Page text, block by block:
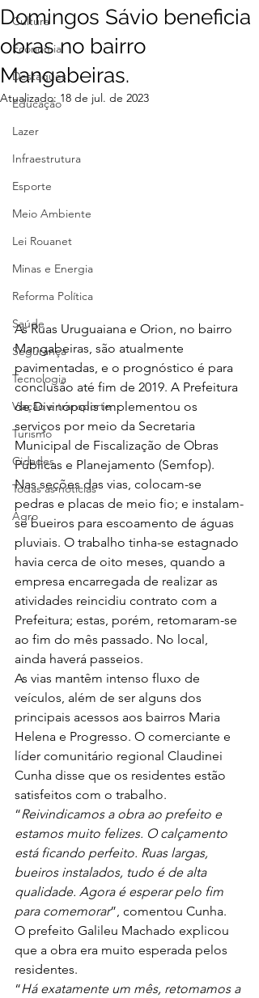
Cultura
Economia
Destaques
Educação
Lazer
Infraestrutura
Esporte
Meio Ambiente
Lei Rouanet
Minas e Energia
Reforma Política
Saúde
Segurança
Tecnologia
Viação e transporte
Turismo
Cidades
Todas as notícias
Agro
Domingos Sávio beneficia
obras no bairro
Mangabeiras.
Atualizado: 18 de jul. de 2023
As Ruas Uruguaiana e Orion, no bairro
Mangabeiras, são atualmente
pavimentadas, e o prognóstico é para
conclusão até fim de 2019. A Prefeitura
de Divinópolis implementou os
serviços por meio da Secretaria
Municipal de Fiscalização de Obras
Públicas e Planejamento (Semfop).
Nas seções das vias, colocam-se
pedras e placas de meio fio; e instalam-
se bueiros para escoamento de águas
pluviais. O trabalho tinha-se estagnado
havia cerca de oito meses, quando a
empresa encarregada de realizar as
atividades reincidiu contrato com a
Prefeitura; estas, porém, retomaram-se
ao fim do mês passado. No local,
ainda haverá passeios.
As vias mantêm intenso fluxo de
veículos, além de ser alguns dos
principais acessos aos bairros Maria
Helena e Progresso. O comerciante e
líder comunitário regional Claudinei
Cunha disse que os residentes estão
satisfeitos com o trabalho.
“Reivindicamos a obra ao prefeito e
estamos muito felizes. O calçamento
está ficando perfeito. Ruas largas,
bueiros instalados, tudo é de alta
qualidade. Agora é esperar pelo fim
para comemorar”, comentou Cunha.
O prefeito Galileu Machado explicou
que a obra era muito esperada pelos
residentes.
“Há exatamente um mês, retomamos a